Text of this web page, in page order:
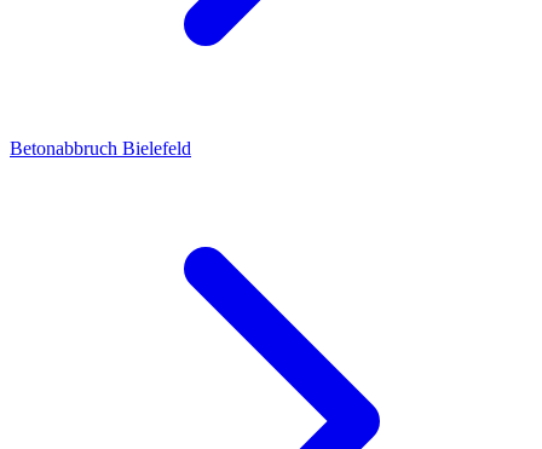
Betonabbruch Bielefeld